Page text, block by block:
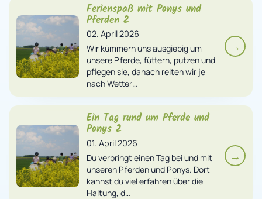
Ferienspaß mit Ponys und
Pferden 2
02. April 2026
Wir kümmern uns ausgiebig um
unsere Pferde, füttern, putzen und
pflegen sie, danach reiten wir je
nach Wetter…
→
Ein Tag rund um Pferde und
Ponys 2
01. April 2026
Du verbringt einen Tag bei und mit
unseren Pferden und Ponys. Dort
kannst du viel erfahren über die
Haltung, d…
→